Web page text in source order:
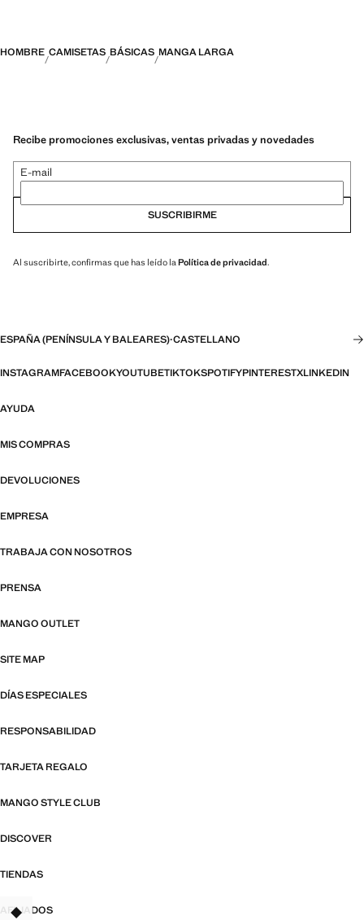
HOMBRE CAMISETAS BÁSICAS MANGA LARGA
Recibe promociones exclusivas, ventas privadas y novedades
E-mail
SUSCRIBIRME
Al suscribirte, confirmas que has leído laPolítica de privacidad.
ESPAÑA (PENÍNSULA Y BALEARES)·CASTELLANO
INSTAGRAMFACEBOOKYOUTUBETIKTOKSPOTIFYPINTERESTXLINKEDIN
AYUDA
MIS COMPRAS
DEVOLUCIONES
EMPRESA
TRABAJA CON NOSOTROS
PRENSA
MANGO OUTLET
SITE MAP
DÍAS ESPECIALES
RESPONSABILIDAD
TARJETA REGALO
MANGO STYLE CLUB
DISCOVER
TIENDAS
AFILIADOS